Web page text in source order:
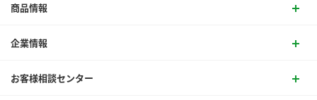
商品情報
企業情報
お客様相談センター